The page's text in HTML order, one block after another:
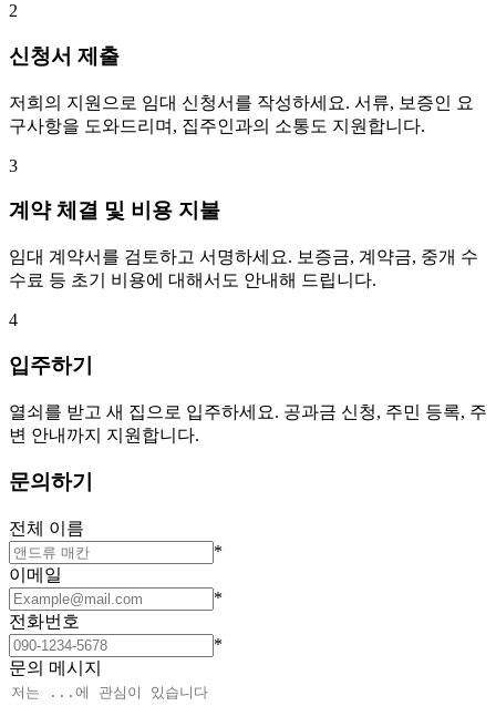
2
신청서 제출
저희의 지원으로 임대 신청서를 작성하세요. 서류, 보증인 요
구사항을 도와드리며, 집주인과의 소통도 지원합니다.
3
계약 체결 및 비용 지불
임대 계약서를 검토하고 서명하세요. 보증금, 계약금, 중개 수
수료 등 초기 비용에 대해서도 안내해 드립니다.
4
입주하기
열쇠를 받고 새 집으로 입주하세요. 공과금 신청, 주민 등록, 주
변 안내까지 지원합니다.
문의하기
전체 이름
*
이메일
*
전화번호
*
문의 메시지